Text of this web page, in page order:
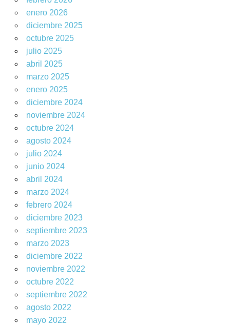
enero 2026
diciembre 2025
octubre 2025
julio 2025
abril 2025
marzo 2025
enero 2025
diciembre 2024
noviembre 2024
octubre 2024
agosto 2024
julio 2024
junio 2024
abril 2024
marzo 2024
febrero 2024
diciembre 2023
septiembre 2023
marzo 2023
diciembre 2022
noviembre 2022
octubre 2022
septiembre 2022
agosto 2022
mayo 2022